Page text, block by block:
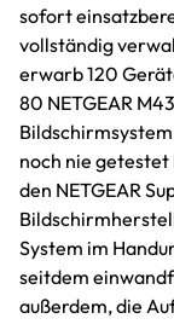
sofort
vollständig
erwarb 120
80 NETGEAR
noch nie
den NETGEAR
System im
seitdem
außerdem, die